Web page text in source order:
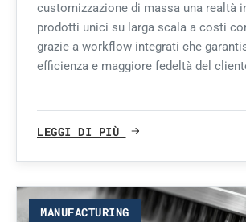
customizzazione di massa una realtà
prodotti unici su larga scala a costi
grazie a workflow integrati che
efficienza e maggiore fedeltà del
LEGGI DI PIÙ
MANUFACTURING